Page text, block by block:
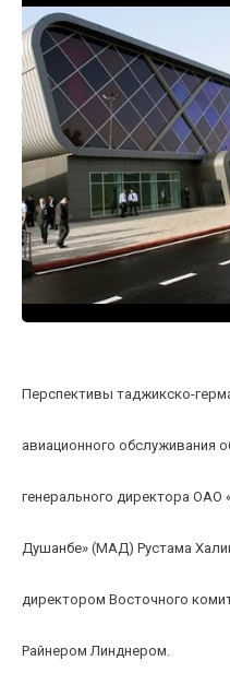
Перспективы таджикско-
авиационного обслуживания
генерального директора
Душанбе» (МАД) Рустама
директором Восточного
Райнером Линднером.